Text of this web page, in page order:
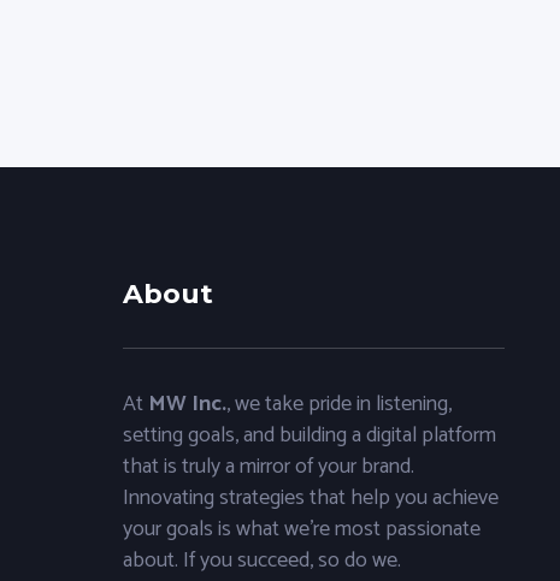
About
At MW Inc., we take pride in listening,
setting goals, and building a digital platform
that is truly a mirror of your brand.
Innovating strategies that help you achieve
your goals is what we’re most passionate
about. If you succeed, so do we.